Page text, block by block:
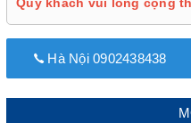
Hà Nội 0902438438